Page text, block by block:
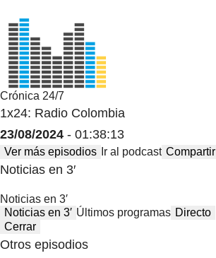
Crónica 24/7
1x24: Radio Colombia
23/08/2024 - 01:38:13
Ver más episodios Ir al podcast Compartir
Noticias en 3′
Noticias en 3′
Noticias en 3′ Últimos programas Directo
Cerrar
Otros episodios